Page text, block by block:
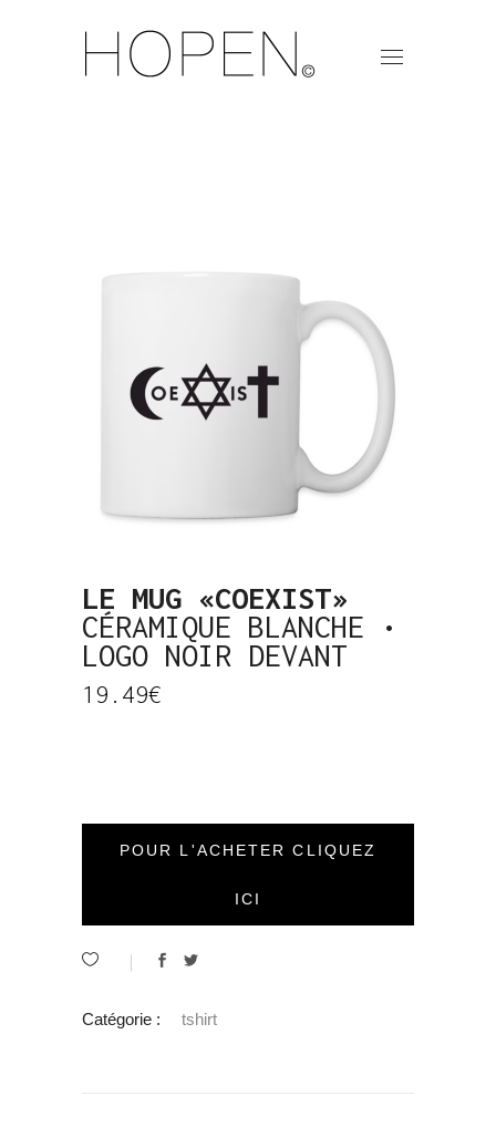
LE MUG «COEXIST»
CÉRAMIQUE BLANCHE •
LOGO NOIR DEVANT
19.49€
POUR L'ACHETER CLIQUEZ
ICI
Catégorie : tshirt